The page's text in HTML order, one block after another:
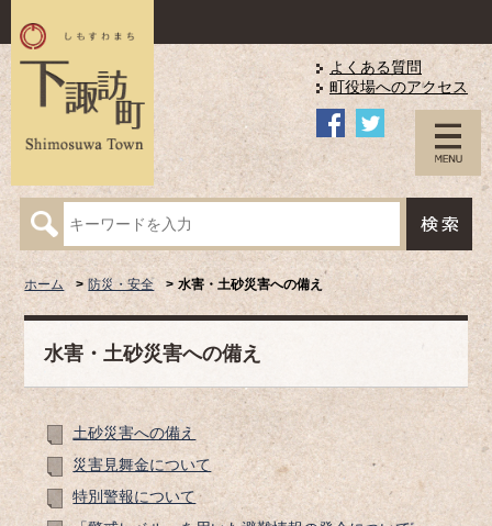
よくある質問
町役場へのアクセス
ホーム 防災・安全 水害・土砂災害への備え
水害・土砂災害への備え
土砂災害への備え
災害見舞金について
特別警報について